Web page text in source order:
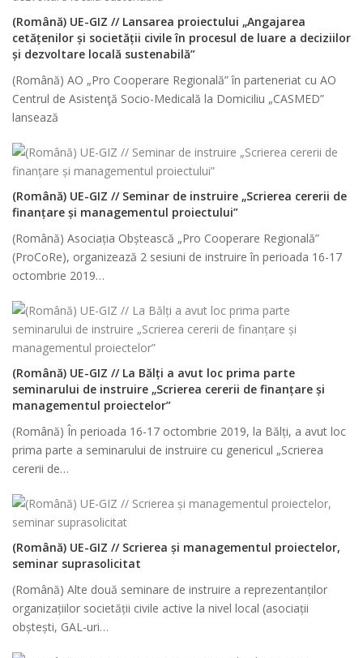
(Română) UE-GIZ // Lansarea proiectului „Angajarea
cetățenilor și societății civile în procesul de luare a deciziilor
și dezvoltare locală sustenabilă”
(Română) AO „Pro Cooperare Regională” în parteneriat cu AO
Centrul de Asistenţă Socio-Medicală la Domiciliu „CASMED”
lansează
(Română) UE-GIZ // Seminar de instruire „Scrierea cererii de
finanțare și managementul proiectului”
(Română) Asociația Obștească „Pro Cooperare Regională”
(ProCoRe), organizează 2 sesiuni de instruire în perioada 16-17
octombrie 2019…
(Română) UE-GIZ // La Bălți a avut loc prima parte
seminarului de instruire „Scrierea cererii de finanțare și
managementul proiectelor”
(Română) În perioada 16-17 octombrie 2019, la Bălți, a avut loc
prima parte a seminarului de instruire cu genericul „Scrierea
cererii de…
(Română) UE-GIZ // Scrierea și managementul proiectelor,
seminar suprasolicitat
(Română) Alte două seminare de instruire a reprezentanților
organizațiilor societății civile active la nivel local (asociații
obștești, GAL-uri…